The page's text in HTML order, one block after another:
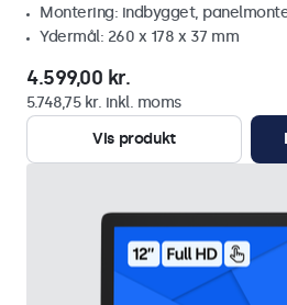
Montering: indbygget,
Ydermål: 260 x 178 x 37 mm
4.599,00 kr.
5.748,75 kr. inkl. moms
Vis produkt